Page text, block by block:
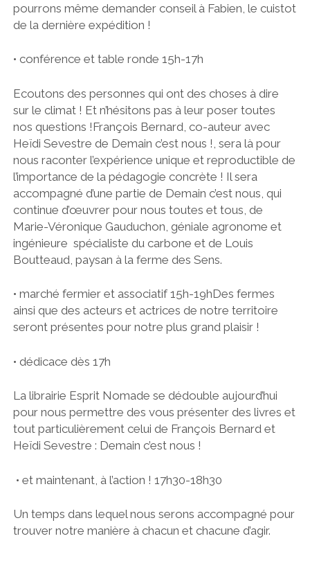
pourrons même demander conseil à Fabien, le cuistot
de la dernière expédition !
• conférence et table ronde 15h-17h
Ecoutons des personnes qui ont des choses à dire
sur le climat ! Et n’hésitons pas à leur poser toutes
nos questions !François Bernard, co-auteur avec
Heïdi Sevestre de Demain c’est nous !, sera là pour
nous raconter l’expérience unique et reproductible de
l’importance de la pédagogie concrète ! Il sera
accompagné d’une partie de Demain c’est nous, qui
continue d’œuvrer pour nous toutes et tous, de
Marie-Véronique Gauduchon, géniale agronome et
ingénieure spécialiste du carbone et de Louis
Boutteaud, paysan à la ferme des Sens.
• marché fermier et associatif 15h-19hDes fermes
ainsi que des acteurs et actrices de notre territoire
seront présentes pour notre plus grand plaisir !
• dédicace dès 17h
La librairie Esprit Nomade se dédouble aujourd’hui
pour nous permettre des vous présenter des livres et
tout particulièrement celui de François Bernard et
Heïdi Sevestre : Demain c’est nous !
• et maintenant, à l’action ! 17h30-18h30
Un temps dans lequel nous serons accompagné pour
trouver notre manière à chacun et chacune d’agir.